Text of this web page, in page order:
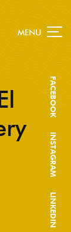
MENU
FACEBOOK
INSTAGRAM
LINKEDIN